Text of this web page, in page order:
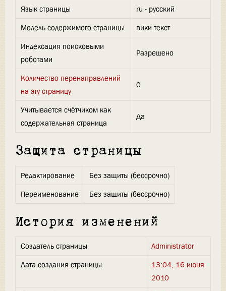
Язык страницы
ru - русский
Модель содержимого страницы
вики-текст
Индексация поисковыми
роботами
Разрешено
Количество перенаправлений
на эту страницу
0
Учитывается счётчиком как
содержательная страница
Да
Защита страницы
Редактирование
Без защиты (бессрочно)
Переименование
Без защиты (бессрочно)
История изменений
Создатель страницы
Administrator
Дата создания страницы
13:04, 16 июня
2010